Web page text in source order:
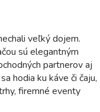
veľký dojem.
sú elegantným
partnerov aj
hodia ku káve či čaju,
firemné eventy